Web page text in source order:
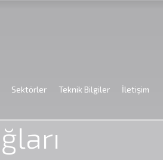
Sektörler Teknik Bilgiler İletişim